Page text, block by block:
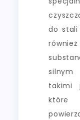
do stali
silnym
takimi
które